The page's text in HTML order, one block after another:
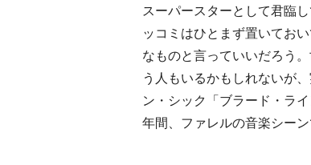
スーパースターとして君臨
ッコミはひとまず置いてお
なものと言っていいだろう
う人もいるかもしれないが
ン・シック「ブラード・ラ
年間、ファレルの音楽シー